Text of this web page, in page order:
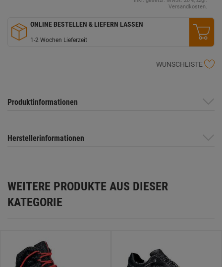
Versandkosten.
ONLINE BESTELLEN & LIEFERN LASSEN
1-2 Wochen Lieferzeit
WUNSCHLISTE
Produktinformationen
Herstellerinformationen
WEITERE PRODUKTE AUS DIESER
KATEGORIE